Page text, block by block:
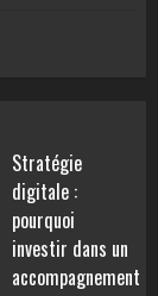
Stratégie
digitale :
pourquoi
investir dans un
accompagnement